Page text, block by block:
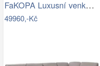
FaKOPA Luxusní venkovní sezení z…
49960,-Kč